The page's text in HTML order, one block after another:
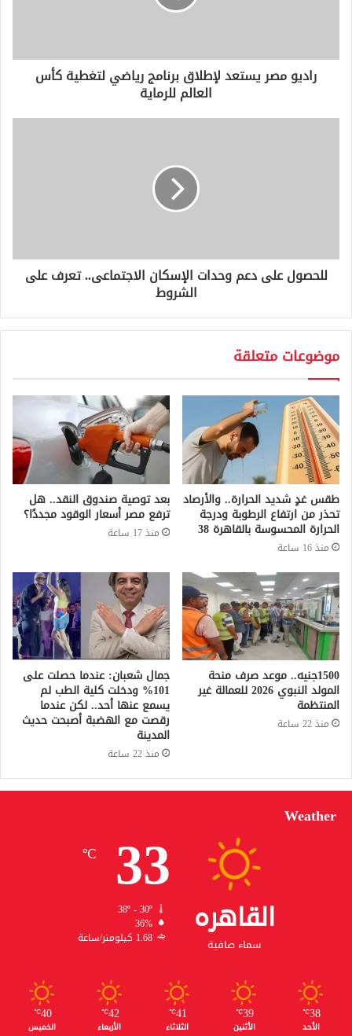
ر
راديو مصر يستعد لإطلاق برنامج رياضي لتغطية كأس
العالم للرماية
للحصول على دعم وحدات الإسكان الاجتماعى.. تعرف على
الشروط
موضوعات متعلقة
طقس غدٍ شديد الحرارة.. والأرصاد
تحذر من ارتفاع الرطوبة ودرجة
الحرارة المحسوسة بالقاهرة 38
منذ 16 ساعة
بعد توصية صندوق النقد.. هل
ترفع مصر أسعار الوقود مجددًا؟
منذ 17 ساعة
1500جنيه.. موعد صرف منحة
المولد النبوي 2026 للعمالة غير
المنتظمة
منذ 22 ساعة
جمال شعبان: عندما حصلت على
101% ودخلت كلية الطب لم
يسمع عنها أحد.. لكن عندما
رقصت مع الهضبة أصبحت حديث
المدينة
منذ 22 ساعة
Weather
القاهره
سماء صافية
33
℃
38º - 30º
36%
1.68 كيلومتر/ساعة
38
℃
الأحد
39
℃
الأثنين
41
℃
الثلاثاء
42
℃
الأربعاء
40
℃
الخميس